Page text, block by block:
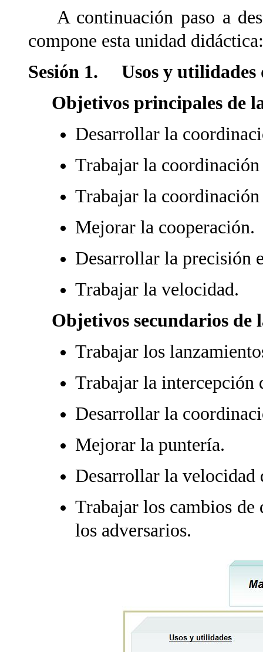
A continuación paso a
compone esta unidad didáctica:
Sesión 1. Usos y utilidades
Objetivos principales de la
Desarrollar la
Trabajar la
Trabajar la
Mejorar la cooperación.
Desarrollar la precisión
Trabajar la velocidad.
Objetivos secundarios de
Trabajar los
Trabajar la intercepción
Desarrollar la
Mejorar la puntería.
Desarrollar la velocidad
Trabajar los cambios de
los adversarios.